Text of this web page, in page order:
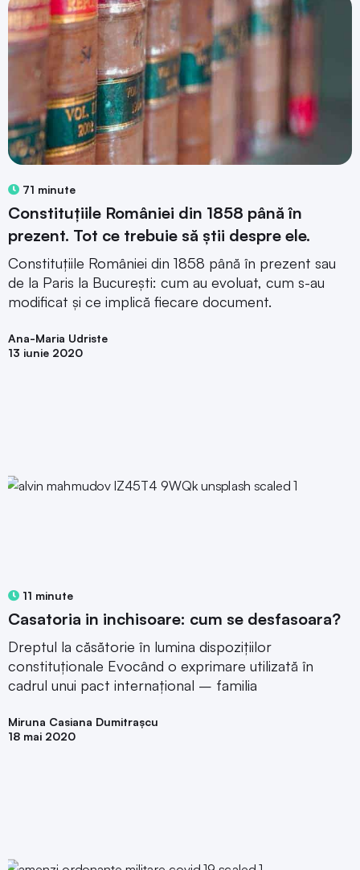
71 minute
Constituțiile României din 1858 până în
prezent. Tot ce trebuie să știi despre ele.
Constituțiile României din 1858 până în prezent sau
de la Paris la București: cum au evoluat, cum s-au
modificat și ce implică fiecare document.
Ana-Maria Udriste
13 iunie 2020
11 minute
Casatoria in inchisoare: cum se desfasoara?
Dreptul la căsătorie în lumina dispozițiilor
constituționale Evocând o exprimare utilizată în
cadrul unui pact internațional – familia
Miruna Casiana Dumitrașcu
18 mai 2020